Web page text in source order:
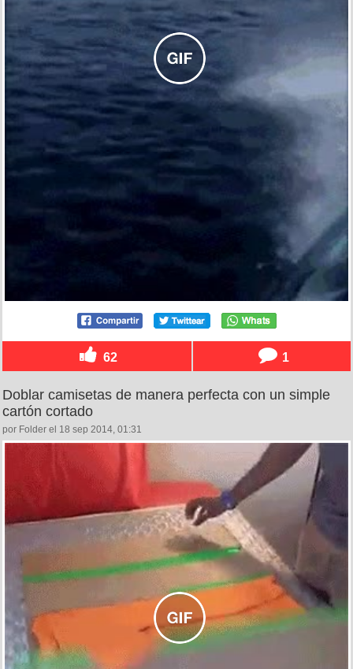
62 1
Doblar camisetas de manera perfecta con un simple
cartón cortado
por Folder el 18 sep 2014, 01:31